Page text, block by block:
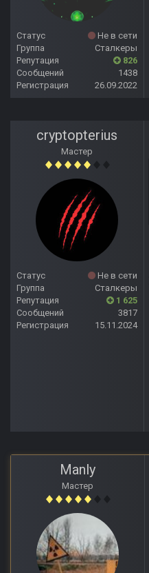
Статус
Не в сети
Группа
Сталкеры
Репутация
826
Сообщений
1438
Регистрация
26.09.2022
cryptopterius
Мастер
Статус
Не в сети
Группа
Сталкеры
Репутация
1 625
Сообщений
3817
Регистрация
15.11.2024
Manly
Мастер